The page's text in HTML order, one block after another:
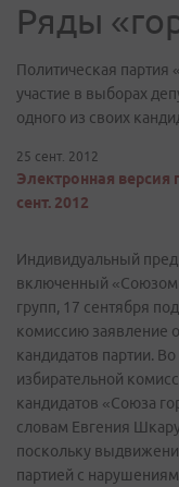
Ряды
Политическая
участие в выборах
одного из своих
25 сент. 2012
Электронная
сент. 2012
Индивидуальный
включенный «Союзом
групп, 17 сентября
комиссию заявление
кандидатов партии.
избирательной
кандидатов «Союза
словам Евгения
поскольку
партией с